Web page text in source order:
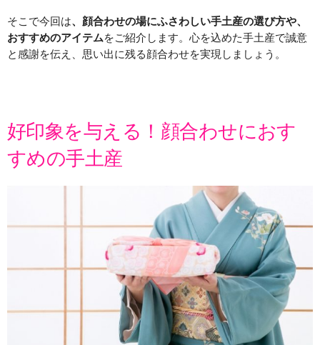
そこで今回は、顔合わせの場にふさわしい手土産の選び方や、
おすすめのアイテムをご紹介します。心を込めた手土産で誠意
と感謝を伝え、思い出に残る顔合わせを実現しましょう。
好印象を与える！顔合わせにおす
すめの手土産